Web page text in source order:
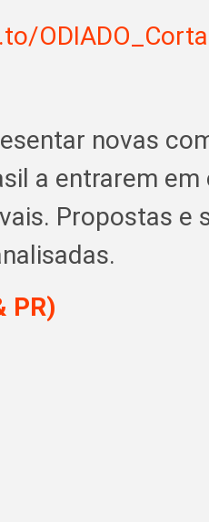
novas
a entrarem
Propostas e
PR)